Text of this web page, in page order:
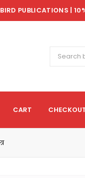
BIRD PUBLICATIONS |
CART